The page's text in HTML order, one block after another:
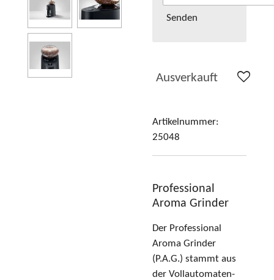
Senden
Ausverkauft
Artikelnummer:
25048
Professional
Aroma Grinder
Der Professional
Aroma Grinder
(P.A.G.) stammt aus
der Vollautomaten-